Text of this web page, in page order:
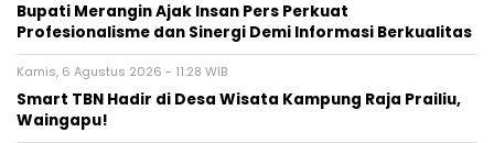
Bupati Merangin Ajak Insan Pers Perkuat
Profesionalisme dan Sinergi Demi Informasi Berkualitas
Kamis, 6 Agustus 2026 - 11:28 WIB
Smart TBN Hadir di Desa Wisata Kampung Raja Prailiu,
Waingapu!